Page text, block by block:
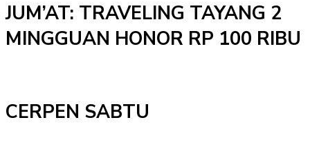
JUM’AT: TRAVELING TAYANG 2
MINGGUAN HONOR RP 100 RIBU
CERPEN SABTU